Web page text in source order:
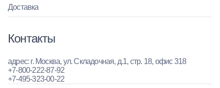
Доставка
Контакты
адрес: г. Москва, ул. Складочная, д.1, стр. 18, офис 318
+7-800-222-87-92
+7-495-323-00-22